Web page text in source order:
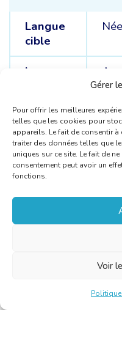
Gérer
Pour offrir les meilleures
telles que les cookies pour
appareils. Le fait de consentir
traiter des données telles que
uniques sur ce site. Le fait de
consentement peut avoir un
fonctions.
Voir
Langue
cible
Langue